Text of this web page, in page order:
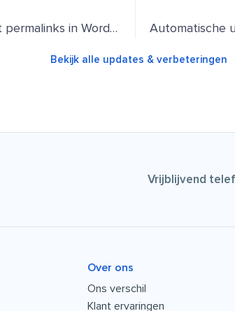
SEO maximaliseren met permalinks in WordPress
Bekijk alle updates & verbeteringen
Vrijblijvend
Over ons
Ons verschil
Klant ervaringen